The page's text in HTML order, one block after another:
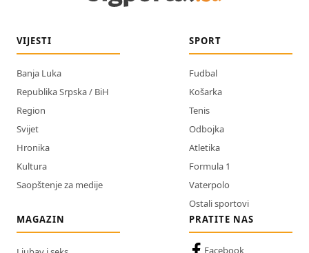
VIJESTI
Banja Luka
Republika Srpska / BiH
Region
Svijet
Hronika
Kultura
Saopštenje za medije
SPORT
Fudbal
Košarka
Tenis
Odbojka
Atletika
Formula 1
Vaterpolo
Ostali sportovi
MAGAZIN
PRATITE NAS
Facebook